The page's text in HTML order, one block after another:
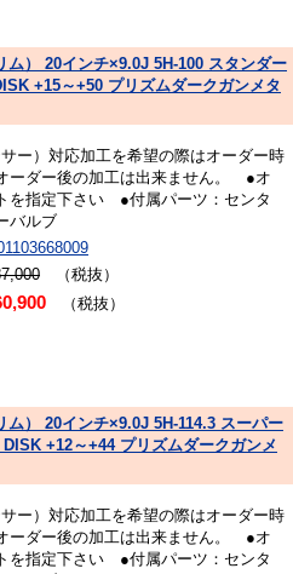
） 20インチ×9.0J 5H-100 スタンダー
+15～+50 プリズムダークガンメタ
ー）対応加工を希望の際はオーダー時
ーダー後の加工は出来ません。 ●オ
を指定下さい ●付属パーツ：センタ
バルブ
（税抜）
（税抜）
） 20インチ×9.0J 5H-114.3 スーパー
+12～+44 プリズムダークガンメ
ー）対応加工を希望の際はオーダー時
ーダー後の加工は出来ません。 ●オ
を指定下さい ●付属パーツ：センタ